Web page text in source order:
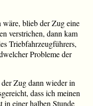
wäre, blieb der Zug eine
verstrichen, dann kam
Triebfahrzeugführers,
Probleme der
Zug dann wieder in
dass ich meinen
in einer halben Stunde